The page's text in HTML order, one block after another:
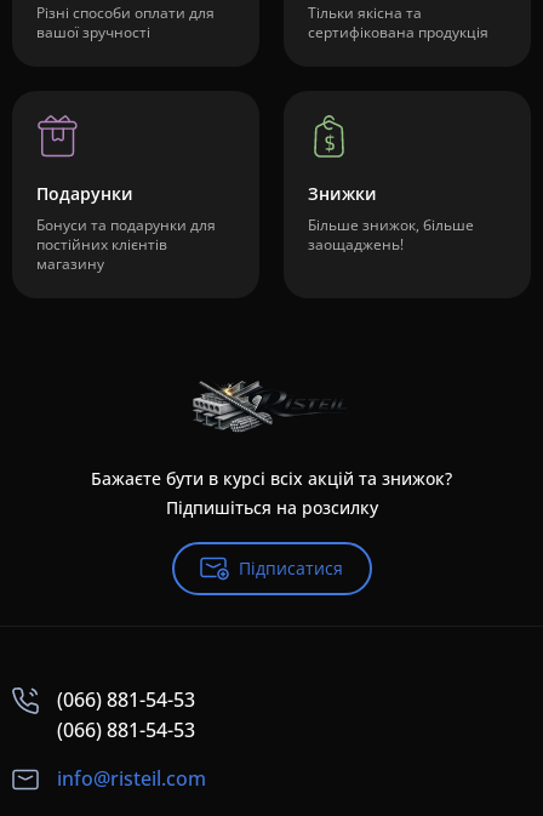
Різні способи оплати для
вашої зручності
Тільки якісна та
сертифікована продукція
Подарунки
Бонуси та подарунки для
постійних клієнтів
магазину
Знижки
Більше знижок, більше
заощаджень!
Бажаєте бути в курсі всіх акцій та знижок?
Підпишіться на розсилку
Підписатися
(066) 881-54-53
(066) 881-54-53
info@risteil.com